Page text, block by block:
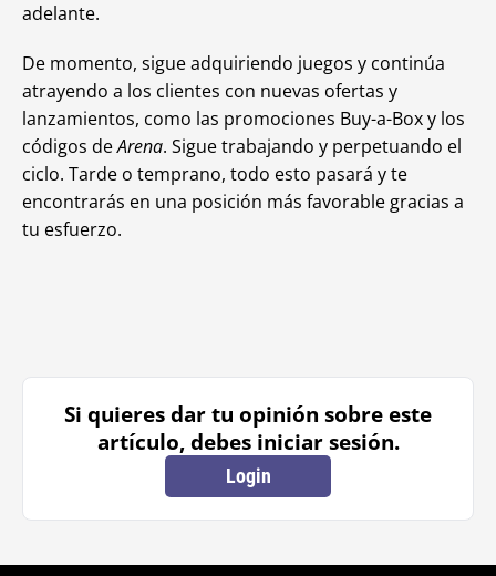
adelante.
De momento, sigue adquiriendo juegos y continúa
atrayendo a los clientes con nuevas ofertas y
lanzamientos, como las promociones Buy-a-Box y los
códigos deArena. Sigue trabajando y perpetuando el
ciclo. Tarde o temprano, todo esto pasará y te
encontrarás en una posición más favorable gracias a
tu esfuerzo.
Si quieres dar tu opinión sobre este
artículo, debes iniciar sesión.
Login